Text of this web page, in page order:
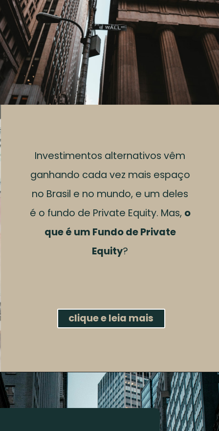
Investimentos alternativos vêm
ganhando cada vez mais espaço
no Brasil e no mundo, e um deles
é o fundo de Private Equity. Mas, o
que é um Fundo de Private
Equity?
clique e leia mais